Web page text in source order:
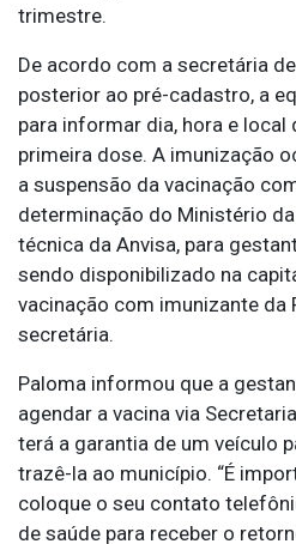
trimestre.
De acordo com a secretária
posterior ao pré-cadastro, a
para informar dia, hora e local
primeira dose. A imunização
a suspensão da vacinação
determinação do Ministério
técnica da Anvisa, para
sendo disponibilizado na
vacinação com imunizante da
secretária.
Paloma informou que a
agendar a vacina via
terá a garantia de um veículo
trazê-la ao município. “É
coloque o seu contato
de saúde para receber o